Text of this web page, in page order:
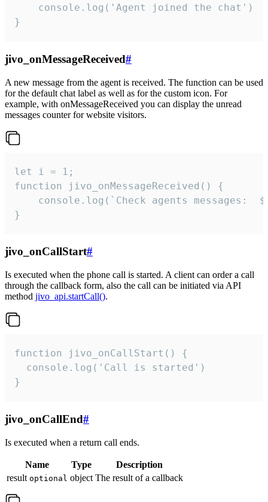
}
jivo_onMessageReceived#
A new message from the agent is received. The function can be used
for the default chat label as well as for the custom icon. For
example, with onMessageReceived you can display the unread
messages counter for website visitors.
let i = 1;
function jivo_onMessageReceived() {
}
jivo_onCallStart#
Is executed when the phone call is started. A client can order a call
through the callback form, also the call can be initiated via API
method jivo_api.startCall().
function jivo_onCallStart() {
  console.log('Call is started')
}
jivo_onCallEnd#
Is executed when a return call ends.
Name Type
Description
result optional object The result of a callback